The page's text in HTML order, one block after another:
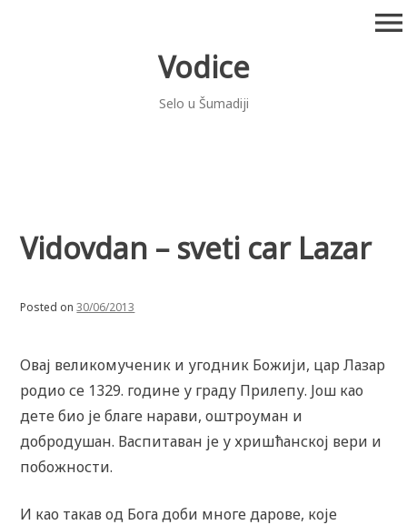
Vodice
Selo u Šumadiji
menu
Vidovdan – sveti car Lazar
Posted on30/06/2013
Овај великомученик и угодник Божији, цар Лазар
родио се 1329. године у граду Прилепу. Још као
дете био је благе нарави, оштроуман и
добродушан. Васпитаван је у хришћанској вери и
побожности.
И као такав од Бога доби многе дарове, које